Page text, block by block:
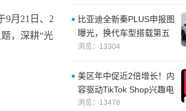
9月21日、2
，深耕“光
比亚迪全新秦PLUS申报图
曝光，换代车型搭载第五
代DM-i系统
浏览：13304
美区年中促近2倍增长！内
容驱动TikTok Shop兴趣电
商迎来高增长
浏览：13478